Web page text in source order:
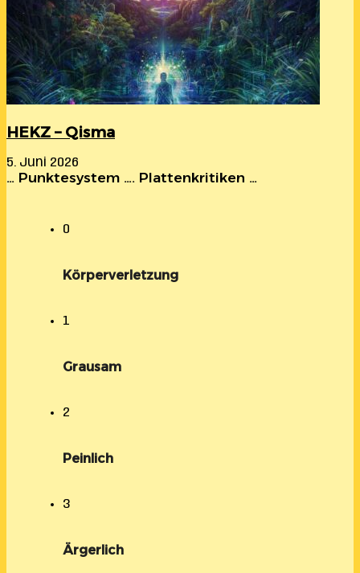
HEKZ – Qisma
5. Juni 2026
… Punktesystem …. Plattenkritiken …
0
Körperverletzung
1
Grausam
2
Peinlich
3
Ärgerlich